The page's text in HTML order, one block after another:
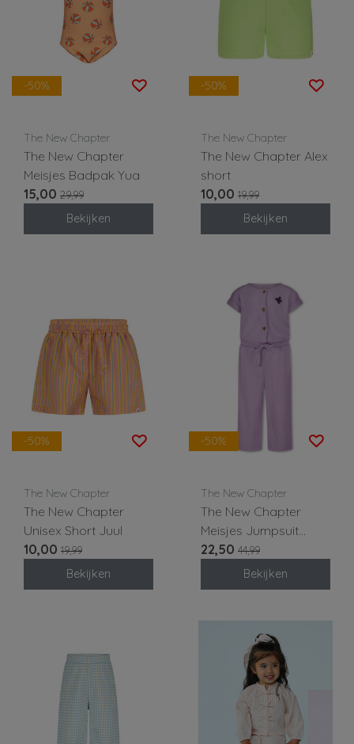
-50%
The New Chapter
The New Chapter
Meisjes Badpak Yua
15,00 29,99
Bekijken
-50%
The New Chapter
The New Chapter Alex
short
10,00 19,99
Bekijken
-50%
The New Chapter
The New Chapter
Unisex Short Juul
10,00 19,99
Bekijken
-50%
The New Chapter
The New Chapter
Meisjes Jumpsuit
Teddy
22,50 44,99
Bekijken